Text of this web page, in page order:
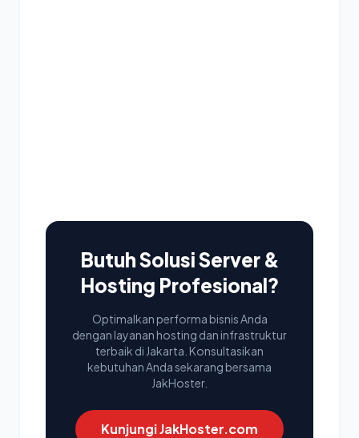
Butuh Solusi Server &
Hosting Profesional?
Optimalkan performa bisnis Anda
dengan layanan hosting dan infrastruktur
terbaik di Jakarta. Konsultasikan
kebutuhan Anda sekarang bersama
JakHoster.
Kunjungi JakHoster.com